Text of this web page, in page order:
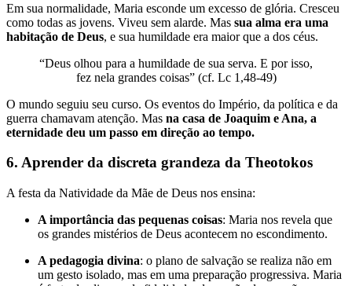
Em sua normalidade, Maria esconde um excesso de glória. Cresceu
como todas as jovens. Viveu sem alarde. Mas sua alma era uma
habitação de Deus, e sua humildade era maior que a dos céus.
“Deus olhou para a humildade de sua serva. E por isso,
fez nela grandes coisas” (cf. Lc 1,48-49)
O mundo seguiu seu curso. Os eventos do Império, da política e da
guerra chamavam atenção. Mas na casa de Joaquim e Ana, a
eternidade deu um passo em direção ao tempo.
6. Aprender da discreta grandeza da Theotokos
A festa da Natividade da Mãe de Deus nos ensina:
A importância das pequenas coisas: Maria nos revela que
os grandes mistérios de Deus acontecem no escondimento.
A pedagogia divina: o plano de salvação se realiza não em
um gesto isolado, mas em uma preparação progressiva. Maria